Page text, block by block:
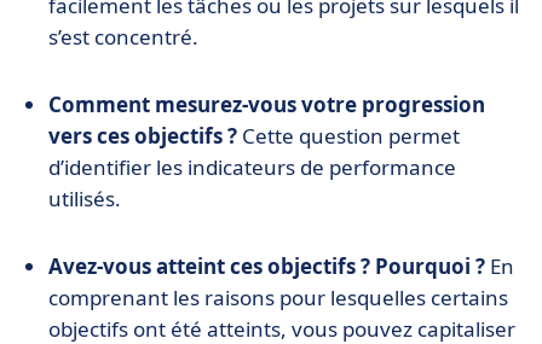
s’est concentré.
Comment mesurez-vous votre progression
vers ces objectifs ? Cette question permet
d’identifier les indicateurs de performance
utilisés.
Avez-vous atteint ces objectifs ? Pourquoi ? En
comprenant les raisons pour lesquelles certains
objectifs ont été atteints, vous pouvez capitaliser